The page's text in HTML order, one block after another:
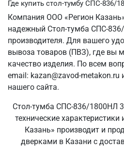
Где купить стол-тумбу СПС-836/
Компания ООО «Регион
надежный Стол-тумба СПС-
производителя. Для вашего
вывоза товаров (ПВЗ), где вы
качество изделия. По всем
email: kazan@zavod-metakon.ru
нашего сайта.
Стол-тумба СПС-836/1800НЛ
технические
Казань» производит и
дверками в Казани с